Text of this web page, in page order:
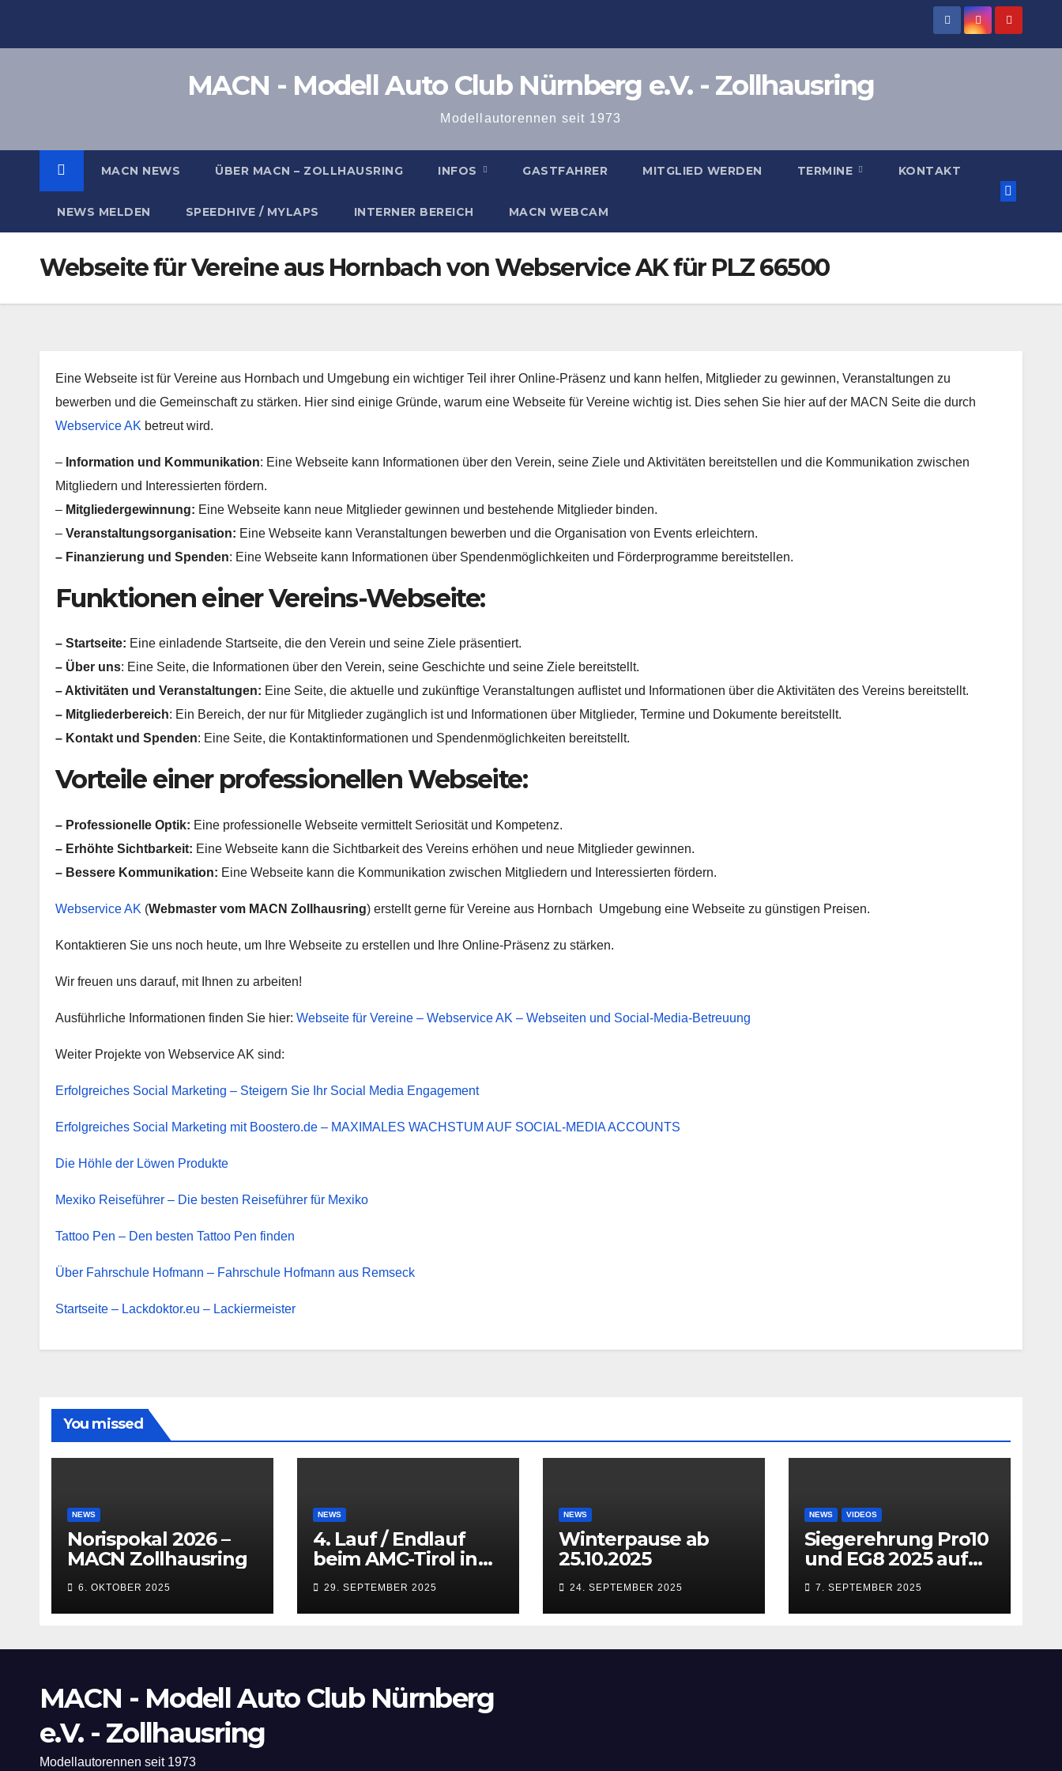
MACN - Modell Auto Club Nürnberg e.V. - Zollhausring
Modellautorennen seit 1973
MACN NEWS ÜBER MACN – ZOLLHAUSRING INFOS GASTFAHRER MITGLIED WERDEN TERMINE KONTAKT
NEWS MELDEN SPEEDHIVE / MYLAPS INTERNER BEREICH MACN WEBCAM
Webseite für Vereine aus Hornbach von Webservice AK für PLZ 66500
Eine Webseite ist für Vereine aus Hornbach und Umgebung ein wichtiger Teil ihrer Online-Präsenz und kann helfen, Mitglieder zu gewinnen, Veranstaltungen zu
bewerben und die Gemeinschaft zu stärken. Hier sind einige Gründe, warum eine Webseite für Vereine wichtig ist. Dies sehen Sie hier auf der MACN Seite die durch
Webservice AK betreut wird.
– Information und Kommunikation: Eine Webseite kann Informationen über den Verein, seine Ziele und Aktivitäten bereitstellen und die Kommunikation zwischen
Mitgliedern und Interessierten fördern.
– Mitgliedergewinnung: Eine Webseite kann neue Mitglieder gewinnen und bestehende Mitglieder binden.
– Veranstaltungsorganisation: Eine Webseite kann Veranstaltungen bewerben und die Organisation von Events erleichtern.
– Finanzierung und Spenden: Eine Webseite kann Informationen über Spendenmöglichkeiten und Förderprogramme bereitstellen.
Funktionen einer Vereins-Webseite:
– Startseite: Eine einladende Startseite, die den Verein und seine Ziele präsentiert.
– Über uns: Eine Seite, die Informationen über den Verein, seine Geschichte und seine Ziele bereitstellt.
– Aktivitäten und Veranstaltungen: Eine Seite, die aktuelle und zukünftige Veranstaltungen auflistet und Informationen über die Aktivitäten des Vereins bereitstellt.
– Mitgliederbereich: Ein Bereich, der nur für Mitglieder zugänglich ist und Informationen über Mitglieder, Termine und Dokumente bereitstellt.
– Kontakt und Spenden: Eine Seite, die Kontaktinformationen und Spendenmöglichkeiten bereitstellt.
Vorteile einer professionellen Webseite:
– Professionelle Optik: Eine professionelle Webseite vermittelt Seriosität und Kompetenz.
– Erhöhte Sichtbarkeit: Eine Webseite kann die Sichtbarkeit des Vereins erhöhen und neue Mitglieder gewinnen.
– Bessere Kommunikation: Eine Webseite kann die Kommunikation zwischen Mitgliedern und Interessierten fördern.
Webservice AK (Webmaster vom MACN Zollhausring) erstellt gerne für Vereine aus Hornbach Umgebung eine Webseite zu günstigen Preisen.
Kontaktieren Sie uns noch heute, um Ihre Webseite zu erstellen und Ihre Online-Präsenz zu stärken.
Wir freuen uns darauf, mit Ihnen zu arbeiten!
Ausführliche Informationen finden Sie hier: Webseite für Vereine – Webservice AK – Webseiten und Social-Media-Betreuung
Weiter Projekte von Webservice AK sind:
Erfolgreiches Social Marketing – Steigern Sie Ihr Social Media Engagement
Erfolgreiches Social Marketing mit Boostero.de – MAXIMALES WACHSTUM AUF SOCIAL-MEDIA ACCOUNTS
Die Höhle der Löwen Produkte
Mexiko Reiseführer – Die besten Reiseführer für Mexiko
Tattoo Pen – Den besten Tattoo Pen finden
Über Fahrschule Hofmann – Fahrschule Hofmann aus Remseck
Startseite – Lackdoktor.eu – Lackiermeister
You missed
NEWS
Norispokal 2026 –
MACN Zollhausring
6. OKTOBER 2025
NEWS
4. Lauf / Endlauf
beim AMC-Tirol in
Innsbruck
(Kematen) vom 27.
bis 28.09.2025
29. SEPTEMBER 2025
NEWS
Winterpause ab
25.10.2025
24. SEPTEMBER 2025
NEWS VIDEOS
Siegerehrung Pro10
und EG8 2025 auf
dem MACN
Zollhausring
7. SEPTEMBER 2025
MACN - Modell Auto Club Nürnberg
e.V. - Zollhausring
Modellautorennen seit 1973